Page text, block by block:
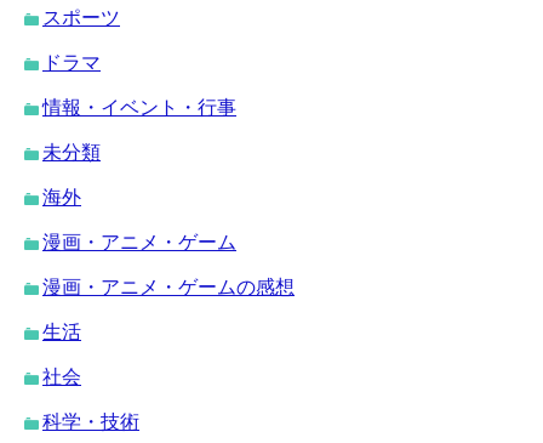
スポーツ
ドラマ
情報・イベント・行事
未分類
海外
漫画・アニメ・ゲーム
漫画・アニメ・ゲームの感想
生活
社会
科学・技術